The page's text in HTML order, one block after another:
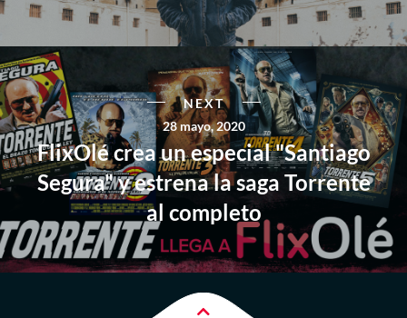
NEXT
28 mayo, 2020
FlixOlé crea un especial "Santiago
Segura" y estrena la saga Torrente
al completo